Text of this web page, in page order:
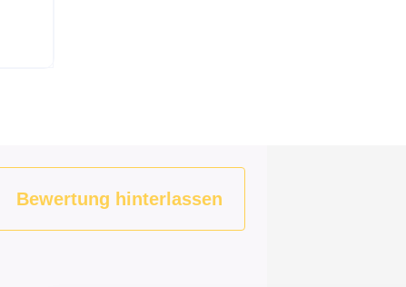
Bewertung hinterlassen